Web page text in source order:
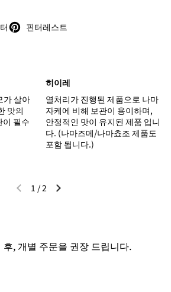
핀터레스트
가 살아
맛의
이 필수
히이레
열처리가 진행된 제품으로 나마
자케에 비해 보관이 용이하며,
안정적인 맛이 유지된 제품 입니
다. (나마즈메/나마쵸조 제품도
포함 됩니다.)
이전 슬라이드다음 슬라이드
1 /2
별 주문을 권장 드립니다.